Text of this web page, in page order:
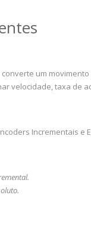
um
velocidade, taxa de
Incrementais e